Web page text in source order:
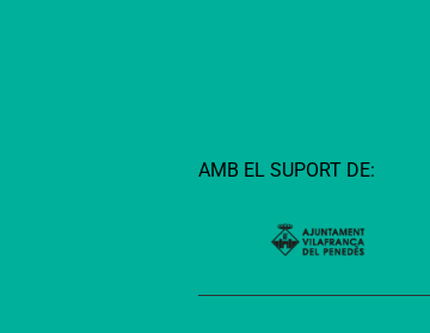
AMB EL SUPORT DE: